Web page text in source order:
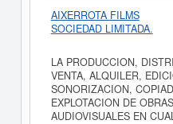
AIXERROTA FILMS
SOCIEDAD LIMITADA.
LA PRODUCCION,
VENTA, ALQUILER,
SONORIZACION,
EXPLOTACION DE
AUDIOVISUALES EN